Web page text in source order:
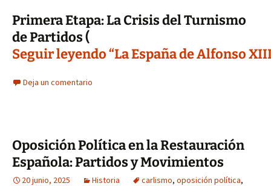
Primera Etapa: La Crisis del Turnismo
de Partidos (
Seguir leyendo “La España de Alfonso
Deja un comentario
Oposición Política en la Restauración
Española: Partidos y Movimientos
20 junio, 2025 Historia carlismo, oposición política,